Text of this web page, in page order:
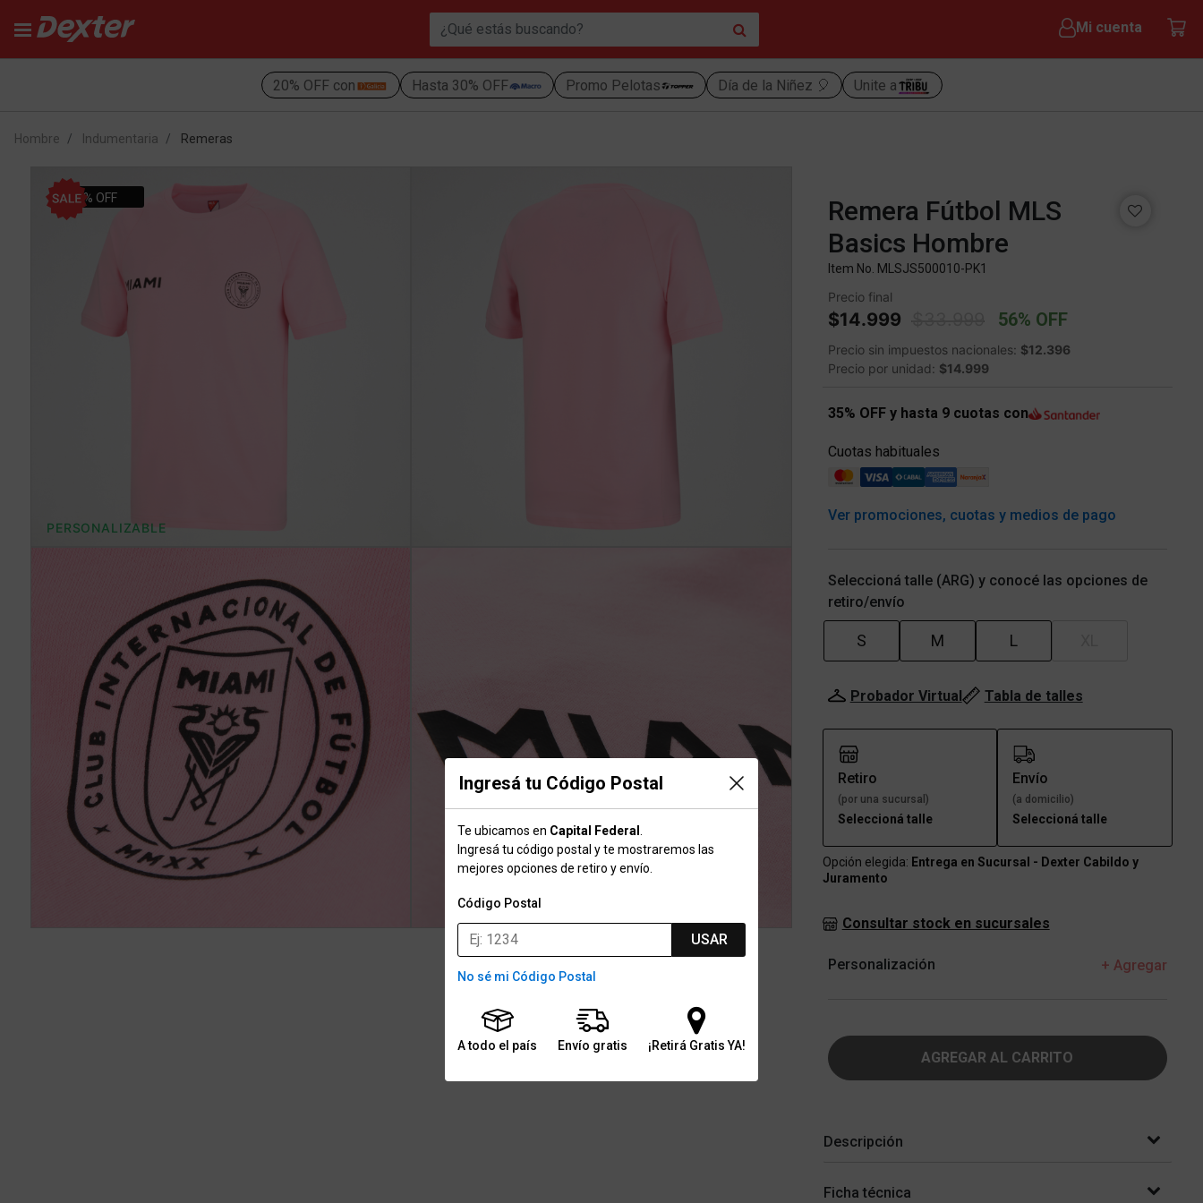
Mi cuenta
20% OFF con Hasta 30% OFF Promo Pelotas Día de la Niñez 🎈 Unite a
Ingresá tu Código Postal
Te ubicamos en Capital Federal
Ingresá tu código postal y te mostraremos las
mejores opciones de retiro y envío.
Código Postal
USAR
No sé mi Código Postal
A todo el país Envío gratis ¡Retirá Gratis YA!
Hombre Indumentaria Remeras
55% OFF
PERSONALIZABLE
Remera Fútbol MLS
Basics Hombre
Item No. MLSJS500010-PK1
Precio final
$14.999 Price reduced from
$33.999 56% OFF
Precio sin impuestos nacionales: $12.396
Precio por unidad: $14.999
35% OFF y hasta 9 cuotas con
Cuotas habituales
Ver promociones, cuotas y medios de pago
Seleccioná talle (ARG) y conocé las opciones de
retiro/envío
S M L
Probador Virtual Tabla de talles
Retiro
(por una sucursal)
Seleccioná talle
Envío
(a domicilio)
Seleccioná talle
Opción elegida: Entrega en Sucursal - Dexter Cabildo y
Juramento
Consultar stock en sucursales
Personalización + Agregar
AGREGAR AL CARRITO
Descripción
Ficha técnica